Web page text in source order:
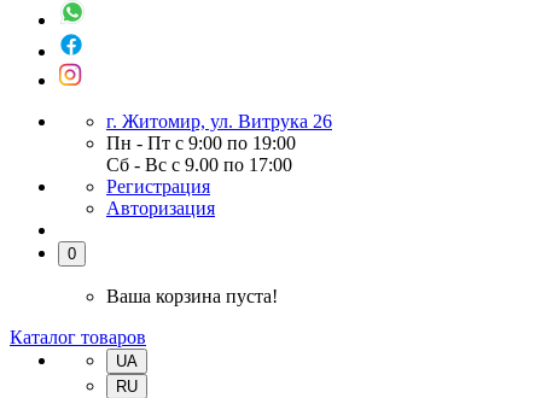
г. Житомир, ул. Витрука 26
Пн - Пт с 9:00 по 19:00
Сб - Вс с 9.00 по 17:00
Регистрация
Авторизация
0
Ваша корзина пуста!
Каталог товаров
UA
RU